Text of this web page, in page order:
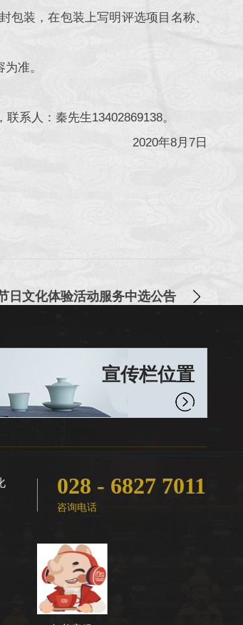
装，在包装上写明评选项目名称、
准。
系人：秦先生13402869138。
2020年8月7日
日文化体验活动服务中选公告
宣传栏位置
028 - 6827 7011
咨询电话